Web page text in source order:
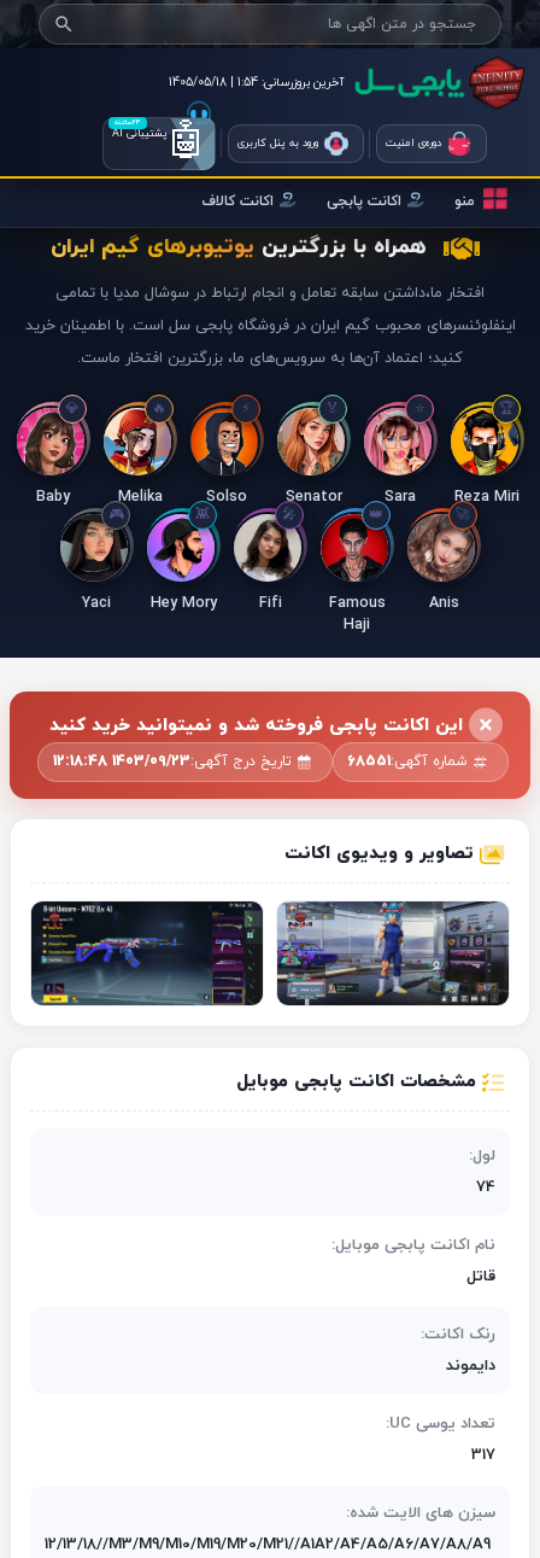
آخرین بروزرسانی: 1:54 | 1405/05/18
دوره‌ی امنیت ورود به پنل کاربری
۲۴ساعته 🤖 پشتیبانی AI
منو اکانت پابجی اکانت کالاف
همراه با بزرگترین یوتیوبرهای گیم ایران
افتخار ما،داشتن سابقه تعامل و انجام ارتباط در سوشال مدیا با تمامی
اینفلوئنسرهای محبوب گیم ایران در فروشگاه پابجی سل است. با اطمینان خرید
کنید؛ اعتماد آن‌ها به سرویس‌های ما، بزرگترین افتخار ماست.
Reza Miri
Sara
Senator
Solso
Melika
Baby
Anis
Famous
Haji
Fifi
Hey Mory
Yaci
این اکانت پابجی فروخته شد و نمیتوانید خرید کنید
شماره آگهی:68551 تاریخ درج آگهی:1403/09/23 12:18:48
تصاویر و ویدیوی اکانت
مشخصات اکانت پابجی موبایل
لول:
74
نام اکانت پابجی موبایل:
قاتل
رنک اکانت:
دایموند
تعداد یوسی UC:
317
سیزن های الایت شده:
12/13/18//M3/M9/M10/M19/M20/M21//A1A2/A4/A5/A6/A7/A8/A9